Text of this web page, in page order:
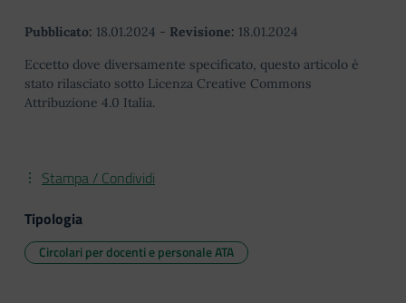
Pubblicato: 18.01.2024 - Revisione: 18.01.2024
Eccetto dove diversamente specificato, questo articolo è
stato rilasciato sotto Licenza Creative Commons
Attribuzione 4.0 Italia.
Stampa / Condividi
Tipologia
Circolari per docenti e personale ATA